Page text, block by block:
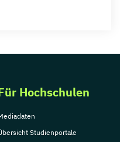
Hochschulen
Studienportale